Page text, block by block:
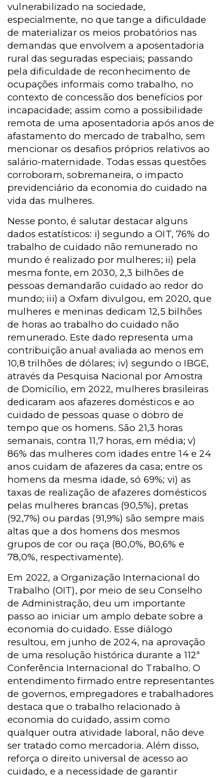
vulnerabilizado na sociedade,
especialmente, no que tange a dificuldade
de materializar os meios probatórios nas
demandas que envolvem a aposentadoria
rural das seguradas especiais; passando
pela dificuldade de reconhecimento de
ocupações informais como trabalho, no
contexto de concessão dos benefícios por
incapacidade; assim como a possibilidade
remota de uma aposentadoria após anos de
afastamento do mercado de trabalho, sem
mencionar os desafios próprios relativos ao
salário-maternidade. Todas essas questões
corroboram, sobremaneira, o impacto
previdenciário da economia do cuidado na
vida das mulheres.
Nesse ponto, é salutar destacar alguns
dados estatísticos: i) segundo a OIT, 76% do
trabalho de cuidado não remunerado no
mundo é realizado por mulheres; ii) pela
mesma fonte, em 2030, 2,3 bilhões de
pessoas demandarão cuidado ao redor do
mundo; iii) a Oxfam divulgou, em 2020, que
mulheres e meninas dedicam 12,5 bilhões
de horas ao trabalho do cuidado não
remunerado. Este dado representa uma
contribuição anual avaliada ao menos em
10,8 trilhões de dólares; iv) segundo o IBGE,
através da Pesquisa Nacional por Amostra
de Domicílio, em 2022, mulheres brasileiras
dedicaram aos afazeres domésticos e ao
cuidado de pessoas quase o dobro de
tempo que os homens. São 21,3 horas
semanais, contra 11,7 horas, em média; v)
86% das mulheres com idades entre 14 e 24
anos cuidam de afazeres da casa; entre os
homens da mesma idade, só 69%; vi) as
taxas de realização de afazeres domésticos
pelas mulheres brancas (90,5%), pretas
(92,7%) ou pardas (91,9%) são sempre mais
altas que a dos homens dos mesmos
grupos de cor ou raça (80,0%, 80,6% e
78,0%, respectivamente).
Em 2022, a Organização Internacional do
Trabalho (OIT), por meio de seu Conselho
de Administração, deu um importante
passo ao iniciar um amplo debate sobre a
economia do cuidado. Esse diálogo
resultou, em junho de 2024, na aprovação
de uma resolução histórica durante a 112ª
Conferência Internacional do Trabalho. O
entendimento firmado entre representantes
de governos, empregadores e trabalhadores
destaca que o trabalho relacionado à
economia do cuidado, assim como
qualquer outra atividade laboral, não deve
ser tratado como mercadoria. Além disso,
reforça o direito universal de acesso ao
cuidado, e a necessidade de garantir